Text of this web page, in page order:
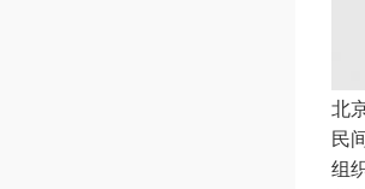
北
民
组